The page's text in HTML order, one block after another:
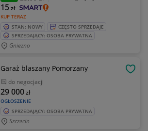
KUP TERAZ
15zł
STAN: NOWY
CZĘSTO SPRZEDAJE
SPRZEDAJĄCY: OSOBA PRYWATNA
Gniezno
Garaż blaszany Pomorzany
do negocjacji
OGŁOSZENIE
29 000zł
SPRZEDAJĄCY: OSOBA PRYWATNA
Szczecin